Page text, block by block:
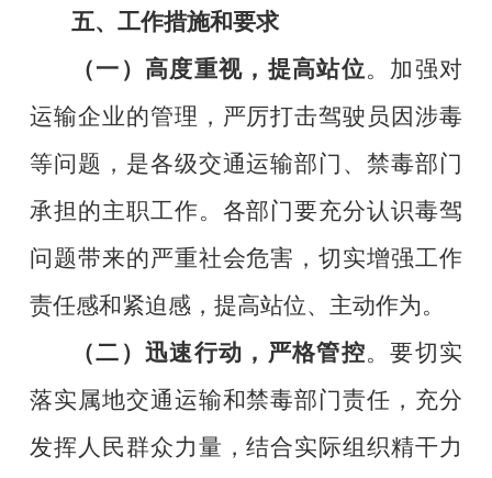
五、工作措施和要求
（一）高度重视，提高站位。加强对
运输企业的管理，严厉打击驾驶员因涉毒
等问题，是各级交通运输部门、禁毒部门
承担的主职工作。各部门要充分认识毒驾
问题带来的严重社会危害，切实增强工作
责任感和紧迫感，提高站位、主动作为。
（二）迅速行动，严格管控。要切实
落实属地交通运输和禁毒部门责任，充分
发挥人民群众力量，结合实际组织精干力